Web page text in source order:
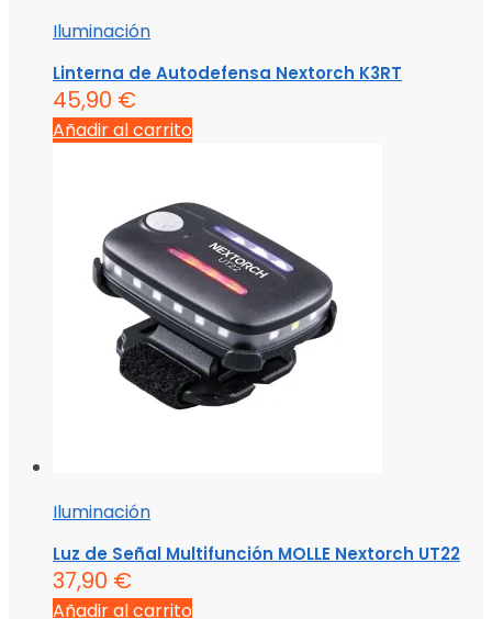
Iluminación
Linterna de Autodefensa Nextorch K3RT
45,90 €
Añadir al carrito
Iluminación
Luz de Señal Multifunción MOLLE Nextorch UT22
37,90 €
Añadir al carrito